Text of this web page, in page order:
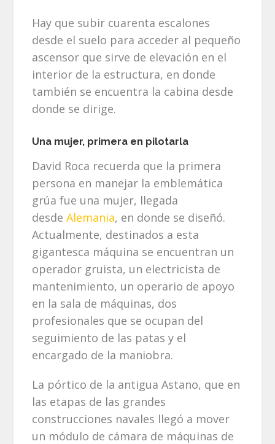
Hay que subir cuarenta escalones
desde el suelo para acceder al pequeño
ascensor que sirve de elevación en el
interior de la estructura, en donde
también se encuentra la cabina desde
donde se dirige.
Una mujer, primera en pilotarla
David Roca recuerda que la primera
persona en manejar la emblemática
grúa fue una mujer, llegada
desdeAlemania, en donde se diseñó.
Actualmente, destinados a esta
gigantesca máquina se encuentran un
operador gruista, un electricista de
mantenimiento, un operario de apoyo
en la sala de máquinas, dos
profesionales que se ocupan del
seguimiento de las patas y el
encargado de la maniobra.
La pórtico de la antigua Astano, que en
las etapas de las grandes
construcciones navales llegó a mover
un módulo de cámara de máquinas de